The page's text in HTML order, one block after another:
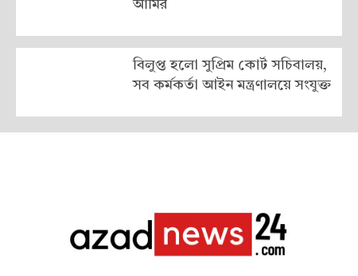
আমির
বিলুপ্ত হলো সুপ্রিম কোর্ট সচিবালয়,
সব কর্মকর্তা আইন মন্ত্রণালয়ে সংযুক্ত